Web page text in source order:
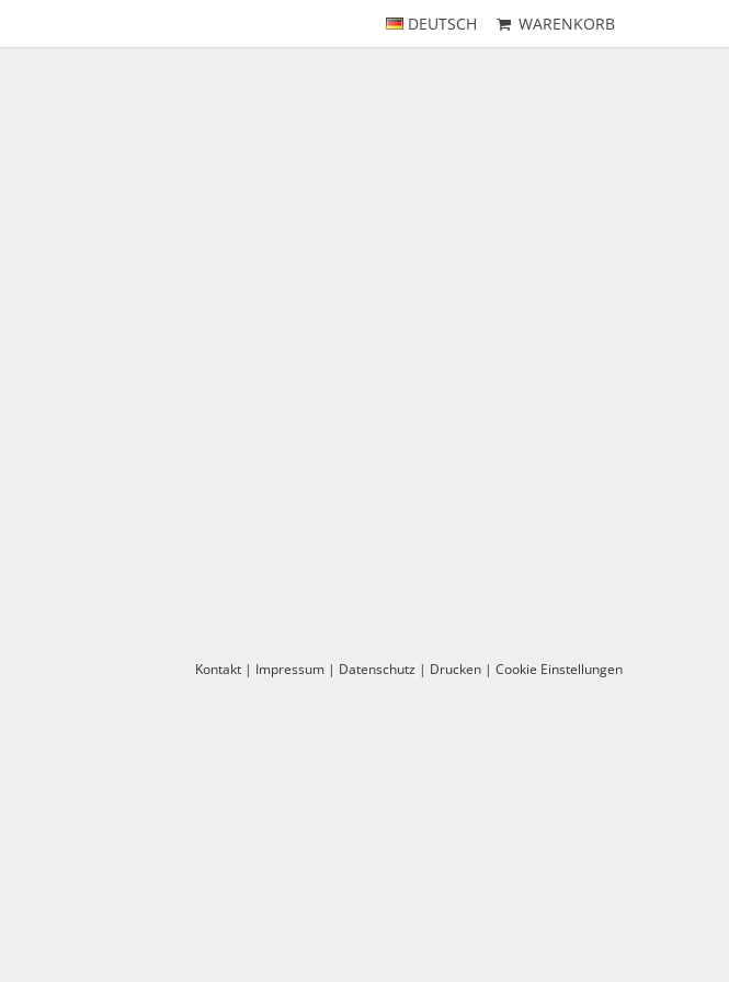
DEUTSCH WARENKORB
Kontakt | Impressum | Datenschutz | Drucken | Cookie Einstellungen